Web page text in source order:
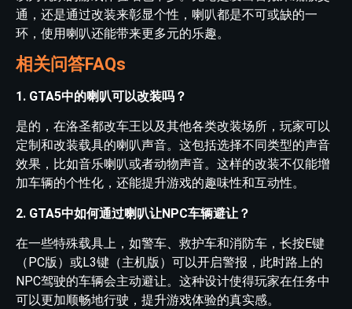
通，还是通过改装来彰显个性，喇叭都是不可或缺的一
环，使用喇叭还能带来更多元的乐趣。
相关问答FAQs
1. GTA5中的喇叭可以改装吗？
是的，在洛圣都改车王以及其他各类改装场所，玩家可以
定制和改装载具的喇叭声音。这包括选择不同类型的声音
效果，比如音乐喇叭或者动物声音。这样的改装不仅能增
加车辆的个性化，还能提升游戏的趣味性和互动性。
2. GTA5中如何通过喇叭让NPC车辆避让？
在一些特殊载具上，如警车、救护车和消防车，长按E键
（PC版）或L3键（主机版）可以开启警报，此时路上的
NPC驾驶的车辆会主动避让。这种设计使得玩家在任务中
可以更加顺畅地行驶，提升游戏体验的真实感。